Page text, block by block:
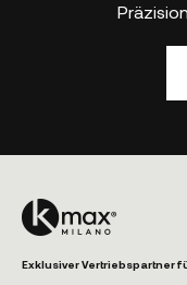
Exklusiver Vertriebspartner